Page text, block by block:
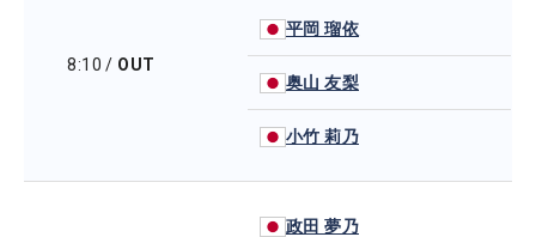
8:10 / OUT
平岡 瑠依
奥山 友梨
小竹 莉乃
政田 夢乃